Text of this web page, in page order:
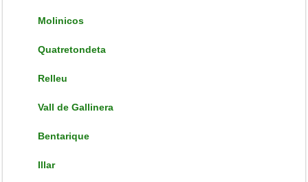
Molinicos
Quatretondeta
Relleu
Vall de Gallinera
Bentarique
Illar